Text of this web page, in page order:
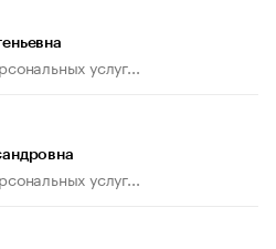
услуг...
услуг...